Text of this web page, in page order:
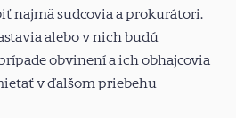
najmä sudcovia a prokurátori.
alebo v nich budú
obvinení a ich obhajcovia
v ďalšom priebehu